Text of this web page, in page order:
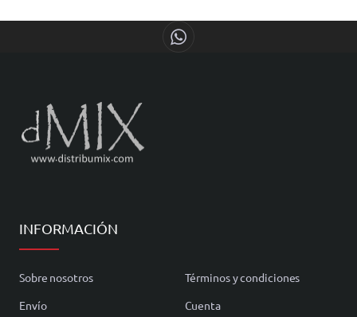
INFORMACIÓN
Sobre nosotros
Envío
Términos y condiciones
Cuenta